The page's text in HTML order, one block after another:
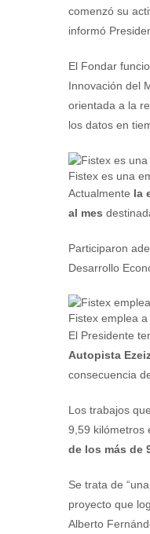
comenzó su
informó
El Fondar
Innovación del
orientada a la
los datos en
Fistex es una
Actualmente la
al mes
Participaron
Desarrollo
Fistex emplea
El Presidente
Autopista
consecuencia
Los trabajos
9,59 kilómetros
de los más de
Se trata de
proyecto que
Alberto